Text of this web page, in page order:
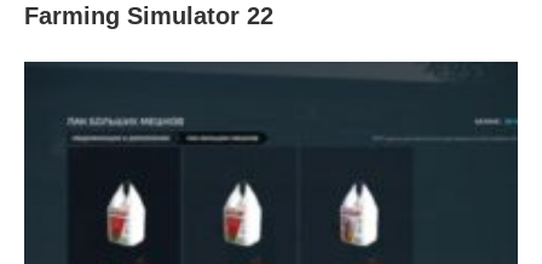
Farming Simulator 22